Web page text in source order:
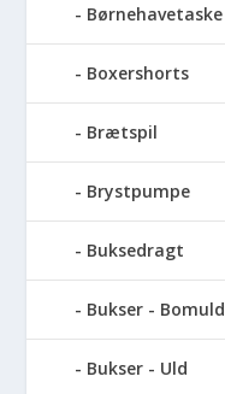
Børnehavetaske
Boxershorts
Brætspil
Brystpumpe
Buksedragt
Bukser - Bomuld
Bukser - Uld